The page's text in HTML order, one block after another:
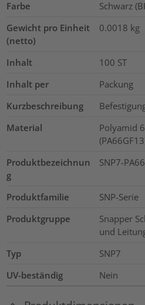
Farbe
Schwarz
Gewicht pro Einheit
(netto)
0.0018 kg
Inhalt 100 ST
Inhalt per
Packung
Kurzbeschreibung
Material
Polyamid
Produktbezeichnun
g
SNP7-
Produktfamilie
SNP-Serie
Produktgruppe
Snapper
und
Typ
SNP7
UV-beständig
Nein